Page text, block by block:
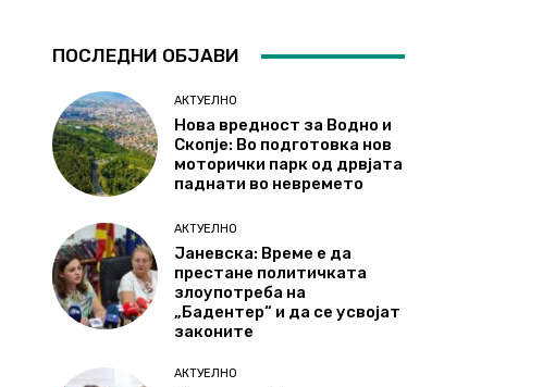
ПОСЛЕДНИ ОБЈАВИ
АКТУЕЛНО
Нова вредност за Водно и
Скопје: Во подготовка нов
моторички парк од дрвјата
паднати во невремето
АКТУЕЛНО
Јаневска: Време е да
престане политичката
злоупотреба на
„Бадентер“ и да се усвојат
законите
АКТУЕЛНО